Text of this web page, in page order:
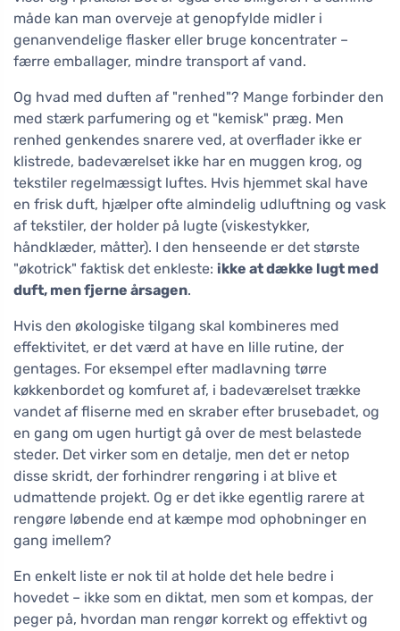
måde kan man overveje at genopfylde midler i
genanvendelige flasker eller bruge koncentrater –
færre emballager, mindre transport af vand.
Og hvad med duften af "renhed"? Mange forbinder den
med stærk parfumering og et "kemisk" præg. Men
renhed genkendes snarere ved, at overflader ikke er
klistrede, badeværelset ikke har en muggen krog, og
tekstiler regelmæssigt luftes. Hvis hjemmet skal have
en frisk duft, hjælper ofte almindelig udluftning og vask
af tekstiler, der holder på lugte (viskestykker,
håndklæder, måtter). I den henseende er det største
"økotrick" faktisk det enkleste: ikke at dække lugt med
duft, men fjerne årsagen.
Hvis den økologiske tilgang skal kombineres med
effektivitet, er det værd at have en lille rutine, der
gentages. For eksempel efter madlavning tørre
køkkenbordet og komfuret af, i badeværelset trække
vandet af fliserne med en skraber efter brusebadet, og
en gang om ugen hurtigt gå over de mest belastede
steder. Det virker som en detalje, men det er netop
disse skridt, der forhindrer rengøring i at blive et
udmattende projekt. Og er det ikke egentlig rarere at
rengøre løbende end at kæmpe mod ophobninger en
gang imellem?
En enkelt liste er nok til at holde det hele bedre i
hovedet – ikke som en diktat, men som et kompas, der
peger på, hvordan man rengør korrekt og effektivt og